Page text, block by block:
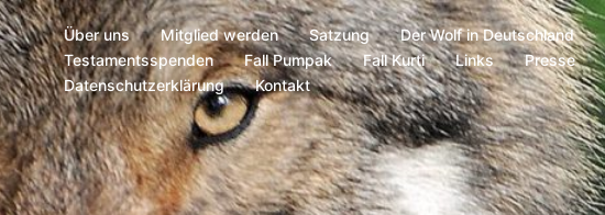
Über uns Mitglied werden Satzung Der Wolf in Deutschland
Testamentsspenden
Fall Pumpak Fall Kurti Links Presse
Datenschutzerklärung
Kontakt